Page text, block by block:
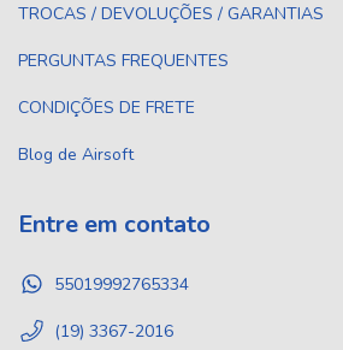
TROCAS / DEVOLUÇÕES / GARANTIAS
PERGUNTAS FREQUENTES
CONDIÇÕES DE FRETE
Blog de Airsoft
Entre em contato
55019992765334
(19) 3367-2016